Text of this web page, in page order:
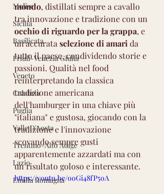
Molise
Sicilia
Basilicata
Friuli-Venezia Giulia
Veneto
Calabria
Puglia
Valle D'Aosta
Trentino-Alto Adige
Lazio
Emilia Romagna
mondo, distillati sempre a cavallo
tra innovazione e tradizione con un
occhio di riguardo per la grappa, e
un'accurata selezione di amari da
tutto il paese, condividendo storie e
passioni. Qualità nel food
reinterpretando la classica
tradizione americana
dell'hamburger in una chiave più
"italiana" e gustosa, giocando con la
tradizione e l'innovazione
scovando sempre gusti
apparentemente azzardati ma con
un risultato goloso e interessante.
https://youtu.be/ooGi48fP5oA